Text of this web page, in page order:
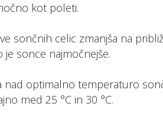
kot poleti.
sončnih celic zmanjša na
sonce najmočnejše.
nad optimalno temperaturo
med 25 °C in 30 °C.